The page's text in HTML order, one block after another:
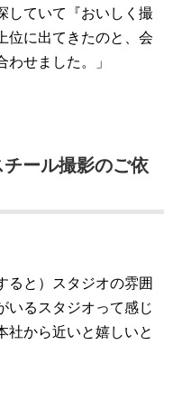
していて『おいしく撮
位に出てきたのと、会
せました。」
チール撮影のご依
ると）スタジオの雰囲
いるスタジオって感じ
社から近いと嬉しいと